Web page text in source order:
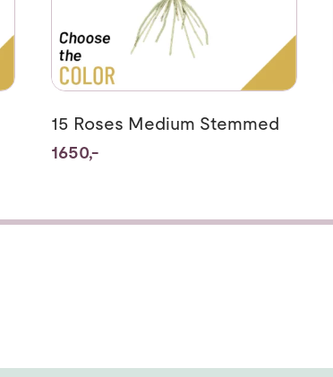
15 Roses Medium Stemmed
1650,-